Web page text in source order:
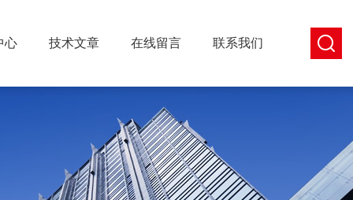
心 技术文章 在线留言 联系我们